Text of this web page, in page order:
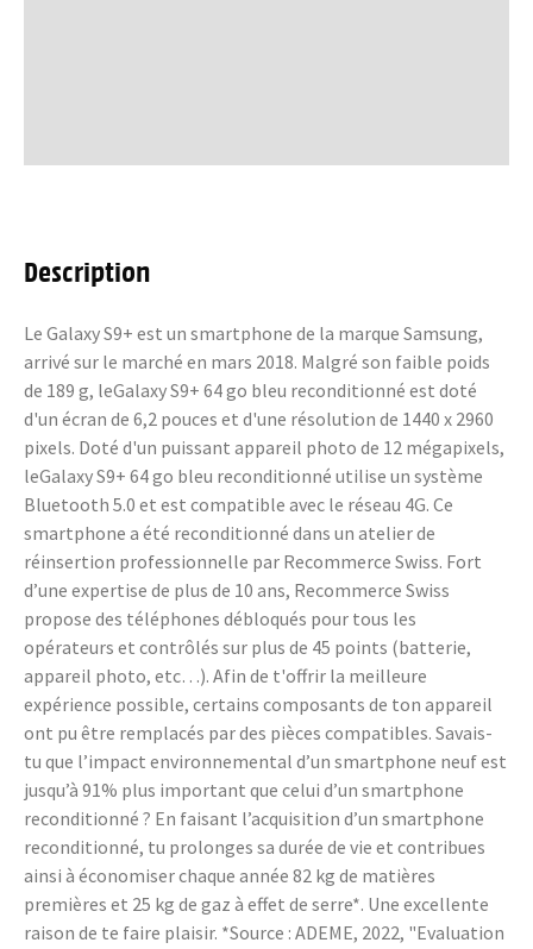
Description
Le Galaxy S9+ est un smartphone de la marque Samsung,
arrivé sur le marché en mars 2018. Malgré son faible poids
de 189 g, leGalaxy S9+ 64 go bleu reconditionné est doté
d'un écran de 6,2 pouces et d'une résolution de 1440 x 2960
pixels. Doté d'un puissant appareil photo de 12 mégapixels,
leGalaxy S9+ 64 go bleu reconditionné utilise un système
Bluetooth 5.0 et est compatible avec le réseau 4G. Ce
smartphone a été reconditionné dans un atelier de
réinsertion professionnelle par Recommerce Swiss. Fort
d’une expertise de plus de 10 ans, Recommerce Swiss
propose des téléphones débloqués pour tous les
opérateurs et contrôlés sur plus de 45 points (batterie,
appareil photo, etc…). Afin de t'offrir la meilleure
expérience possible, certains composants de ton appareil
ont pu être remplacés par des pièces compatibles. Savais-
tu que l’impact environnemental d’un smartphone neuf est
jusqu’à 91% plus important que celui d’un smartphone
reconditionné ? En faisant l’acquisition d’un smartphone
reconditionné, tu prolonges sa durée de vie et contribues
ainsi à économiser chaque année 82 kg de matières
premières et 25 kg de gaz à effet de serre*. Une excellente
raison de te faire plaisir. *Source : ADEME, 2022, "Evaluation